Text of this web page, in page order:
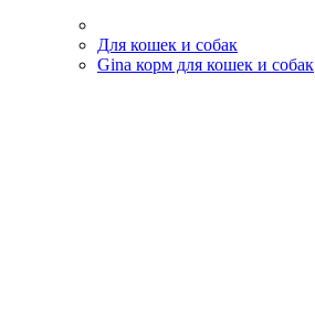
Для кошек и собак
Gina корм для кошек и собак